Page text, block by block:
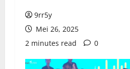
9rr5y
Mei 26, 2025
2 minutes read
0